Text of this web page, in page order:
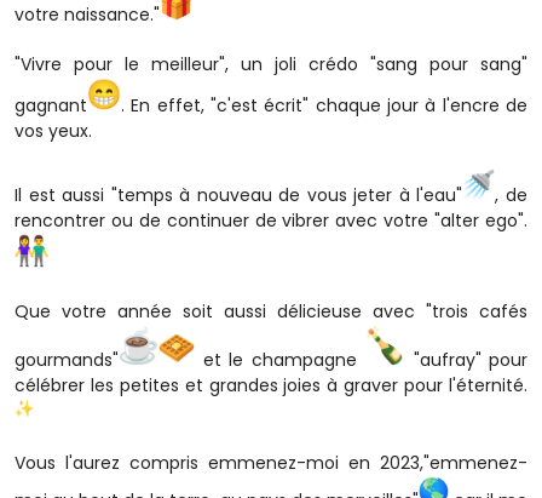
votre naissance."
"Vivre pour le meilleur", un joli crédo "sang pour sang"
gagnant
. En effet, "c'est écrit" chaque jour à l'encre de
vos yeux.
Il est aussi "temps à nouveau de vous jeter à l'eau"
, de
rencontrer ou de continuer de vibrer avec votre "alter ego".
Que votre année soit aussi délicieuse avec "trois cafés
gourmands"
et le champagne
"aufray" pour
célébrer les petites et grandes joies à graver pour l'éternité.
Vous l'aurez compris emmenez-moi en 2023,"emmenez-